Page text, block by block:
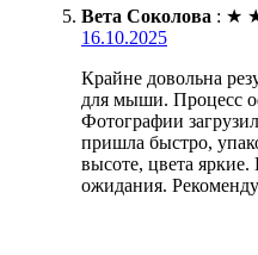
Вета Соколова : ★
16.10.2025
Крайне довольна
для мыши. Процесс
Фотографии
пришла быстро,
высоте, цвета яркие.
ожидания.